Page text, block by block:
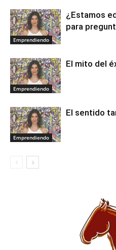
Emprendiendo
¿Estamos
para
Emprendiendo
El mito del
Emprendiendo
El sentido